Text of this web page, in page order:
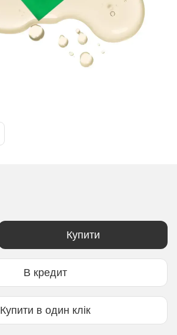
Купити
В кредит
Купити в один клік